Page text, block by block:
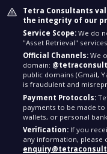
Tetra Consultants
the integrity of our
Service Scope: We do
"Asset Retrieval"
Official Channels: We
domain:
public domains (Gmail,
is fraudulent and
Payment Protocols:
payments to be made
wallets, or personal
Verification: If you
any information, please